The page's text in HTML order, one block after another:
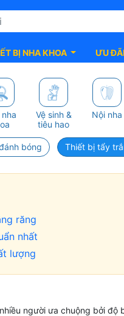
BỊ NHA KHOA ƯU ĐÃI
Vệ sinh &
tiêu hao
Nội nha
bóng Thiết bị tẩy
răng
nhất
lượng
người ưa chuộng bởi